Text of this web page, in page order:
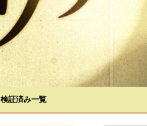
検証済み一覧